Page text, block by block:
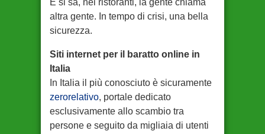
E si sa, nei ristoranti, la gente chiama
altra gente. In tempo di crisi, una bella
sicurezza.
Siti internet per il baratto online in
Italia
In Italia il più conosciuto è sicuramente
zerorelativo, portale dedicato
esclusivamente allo scambio tra
persone e seguito da migliaia di utenti